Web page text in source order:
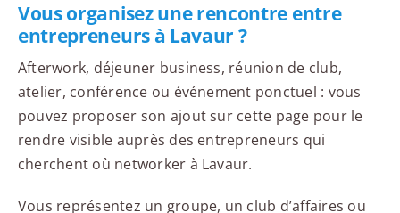
Vous organisez une rencontre entre
entrepreneurs à Lavaur ?
Afterwork, déjeuner business, réunion de club,
atelier, conférence ou événement ponctuel : vous
pouvez proposer son ajout sur cette page pour le
rendre visible auprès des entrepreneurs qui
cherchent où networker à Lavaur.
Vous représentez un groupe, un club d’affaires ou